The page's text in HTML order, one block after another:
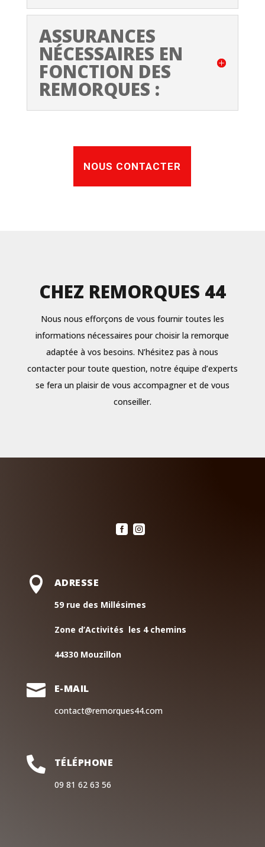
ASSURANCES
NÉCESSAIRES EN
FONCTION DES
REMORQUES :
NOUS CONTACTER
CHEZ REMORQUES 44
Nous nous efforçons de vous fournir toutes les
informations nécessaires pour choisir la remorque
adaptée à vos besoins. N’hésitez pas à nous
contacter pour toute question, notre équipe d’experts
se fera un plaisir de vous accompagner et de vous
conseiller.
 
 ADRESSE
59 rue des Millésimes
Zone d’Activités les 4 chemins
44330 Mouzillon
 E-MAIL
contact@remorques44.com
 TÉLÉPHONE
09 81 62 63 56